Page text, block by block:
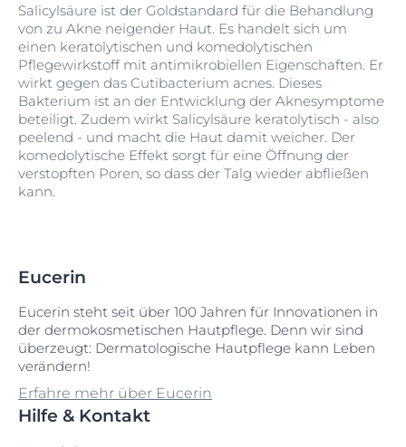
Salicylsäure ist der Goldstandard für die Behandlung
von zu Akne neigender Haut. Es handelt sich um
einen keratolytischen und komedolytischen
Pflegewirkstoff mit antimikrobiellen Eigenschaften. Er
wirkt gegen das Cutibacterium acnes. Dieses
Bakterium ist an der Entwicklung der Aknesymptome
beteiligt. Zudem wirkt Salicylsäure keratolytisch - also
peelend - und macht die Haut damit weicher. Der
komedolytische Effekt sorgt für eine Öffnung der
verstopften Poren, so dass der Talg wieder abfließen
kann.
Eucerin
Eucerin steht seit über 100 Jahren für Innovationen in
der dermokosmetischen Hautpflege. Denn wir sind
überzeugt: Dermatologische Hautpflege kann Leben
verändern!
Erfahre mehr über Eucerin
Hilfe & Kontakt